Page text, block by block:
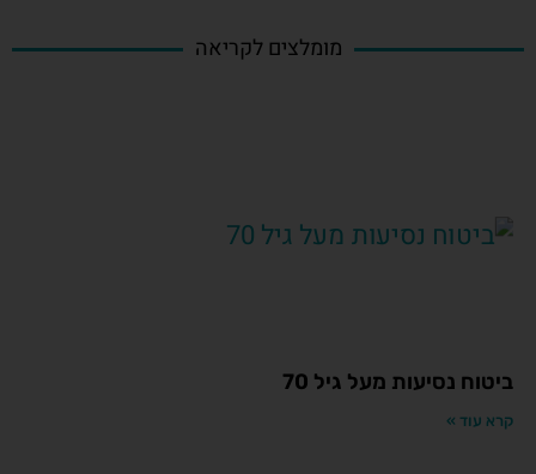
מומלצים לקריאה
ביטוח נסיעות מעל גיל 70
קרא עוד »